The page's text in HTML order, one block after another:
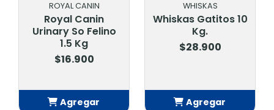
WHISKAS
Whiskas Gatitos 10
Kg.
$28.900
Agregar
FIT
Fit Arena
Aglomerante Baby
Powder 10 Kg
Agregar